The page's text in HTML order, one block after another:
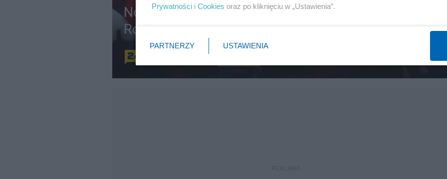
Nowy Rozdział. Konwencja założycielska partii
Roberta Biedronia
Prywatności i Cookies oraz po kliknięciu w „Ustawienia”.
PARTNERZY USTAWIENIA